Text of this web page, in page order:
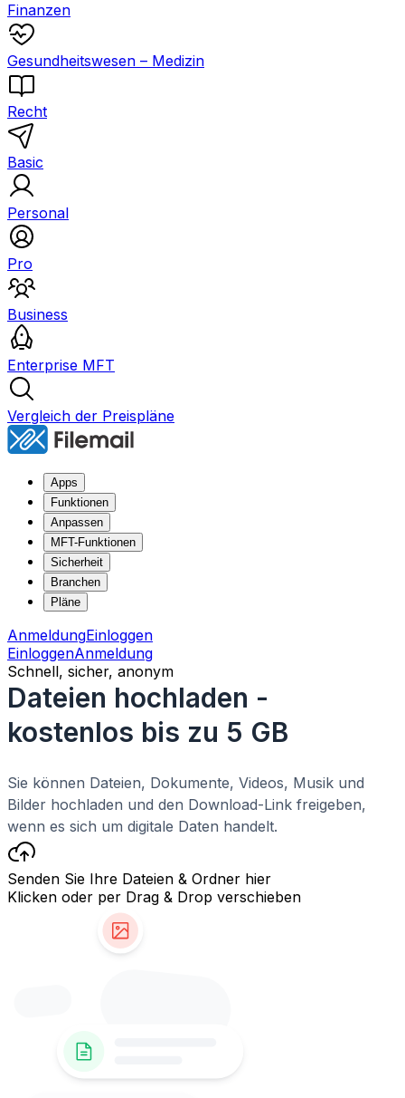
Finanzen
Gesundheitswesen – Medizin
Recht
Basic
Personal
Pro
Business
Enterprise MFT
Vergleich der Preispläne
Apps
Funktionen
Anpassen
MFT-Funktionen
Sicherheit
Branchen
Pläne
AnmeldungEinloggen
EinloggenAnmeldung
Schnell, sicher, anonym
Dateien hochladen -
kostenlos bis zu 5 GB
Sie können Dateien, Dokumente, Videos, Musik und
Bilder hochladen und den Download-Link freigeben,
wenn es sich um digitale Daten handelt.
Senden Sie Ihre Dateien & Ordner hier
Klicken oder per Drag & Drop verschieben